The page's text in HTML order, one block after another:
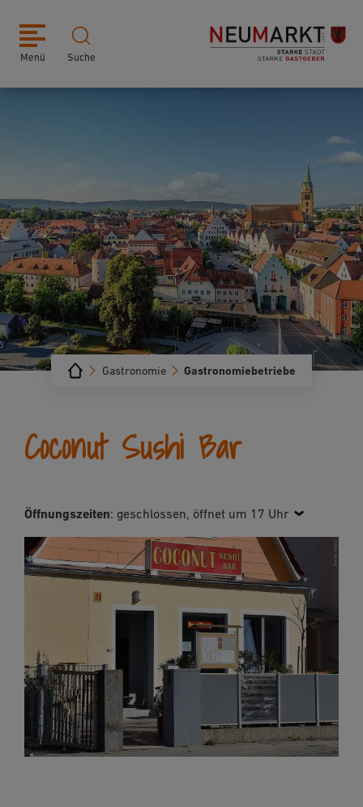
Menü Suche
Gastronomiebetriebe
Gastronomie
Coconut Sushi Bar
Öffnungszeiten: geschlossen, öffnet um 17 Uhr